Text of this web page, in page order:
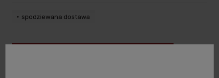
spodziewana dostawa